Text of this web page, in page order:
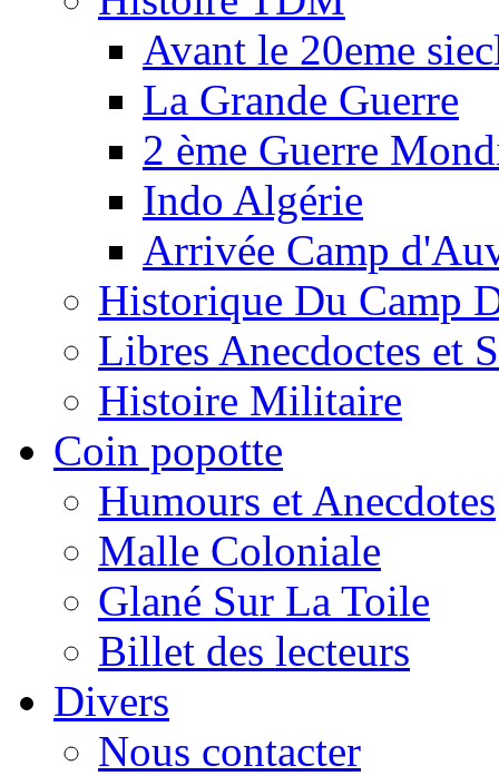
Avant le 20eme
La Grande Guerre
2 ème Guerre
Indo Algérie
Arrivée Camp
Historique Du Camp
Libres Anecdoctes et
Histoire Militaire
Coin popotte
Humours et Anecdotes
Malle Coloniale
Glané Sur La Toile
Billet des lecteurs
Divers
Nous contacter